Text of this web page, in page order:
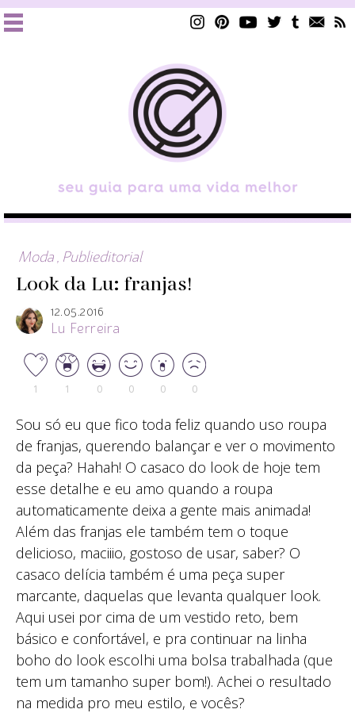
Moda Publieditorial
Look da Lu: franjas!
12.05.2016
Lu Ferreira
1 1 0 0 0 0
Sou só eu que fico toda feliz quando uso roupa
de franjas, querendo balançar e ver o movimento
da peça? Hahah! O casaco do look de hoje tem
esse detalhe e eu amo quando a roupa
automaticamente deixa a gente mais animada!
Além das franjas ele também tem o toque
delicioso, maciiio, gostoso de usar, saber? O
casaco delícia também é uma peça super
marcante, daquelas que levanta qualquer look.
Aqui usei por cima de um vestido reto, bem
básico e confortável, e pra continuar na linha
boho do look escolhi uma bolsa trabalhada (que
tem um tamanho super bom!). Achei o resultado
na medida pro meu estilo, e vocês?